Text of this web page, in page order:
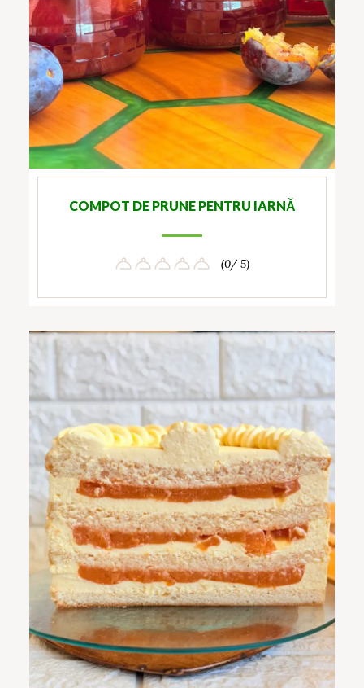
COMPOT DE PRUNE PENTRU IARNĂ
(0/ 5)